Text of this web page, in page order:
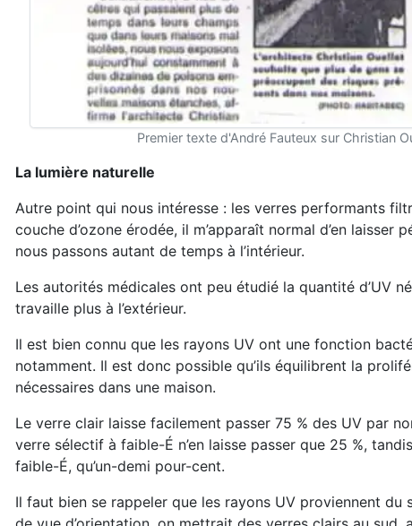
Premier texte d'André Fauteux sur Christian
La lumière naturelle
Autre point qui nous intéresse : les verres performants
couche d’ozone érodée, il m’apparaît normal d’en
nous passons autant de temps à l’intérieur.
Les autorités médicales ont peu étudié la quantité d’UV
travaille plus à l’extérieur.
Il est bien connu que les rayons UV ont une fonction
notamment. Il est donc possible qu’ils équilibrent la
nécessaires dans une maison.
Le verre clair laisse facilement passer 75 % des UV par
verre sélectif à faible-É n’en laisse passer que 25 %,
faible-É, qu’un-demi pour-cent.
Il faut bien se rappeler que les rayons UV proviennent